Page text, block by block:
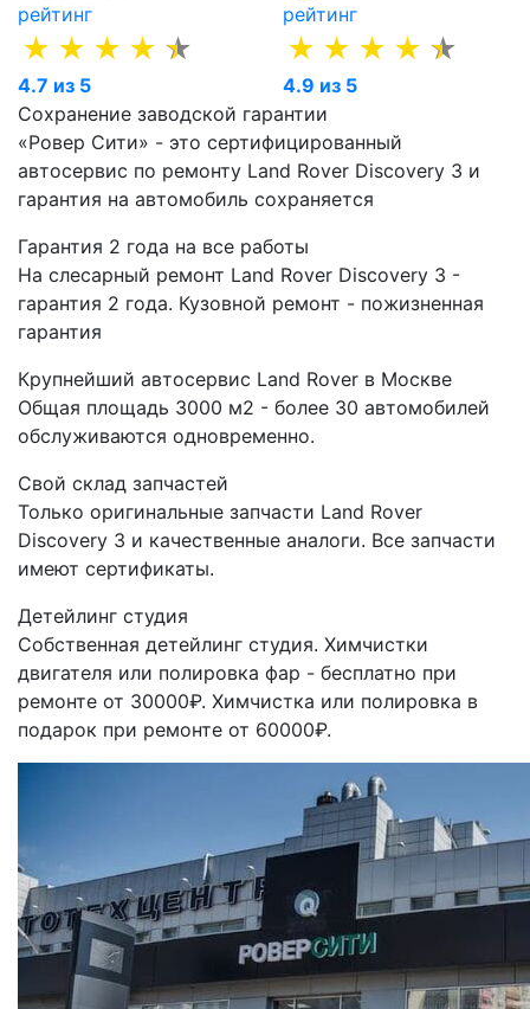
рейтинг
4.7 из 5
рейтинг
4.9 из 5
Сохранение заводской гарантии
«Ровер Сити» - это сертифицированный
автосервис по ремонту Land Rover Discovery 3 и
гарантия на автомобиль сохраняется
Гарантия 2 года на все работы
На слесарный ремонт Land Rover Discovery 3 -
гарантия 2 года. Кузовной ремонт - пожизненная
гарантия
Крупнейший автосервис Land Rover в Москве
Общая площадь 3000 м2 - более 30 автомобилей
обслуживаются одновременно.
Свой склад запчастей
Только оригинальные запчасти Land Rover
Discovery 3 и качественные аналоги. Все запчасти
имеют сертификаты.
Детейлинг студия
Собственная детейлинг студия. Химчистки
двигателя или полировка фар - бесплатно при
ремонте от 30000₽. Химчистка или полировка в
подарок при ремонте от 60000₽.